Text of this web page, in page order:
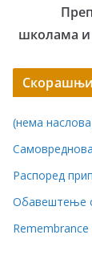
школама и
(нема
Распоред
Обавештење